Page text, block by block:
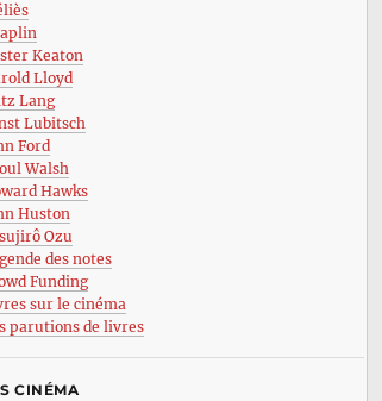
Keaton
Lloyd
Lang
Lubitsch
Ford
Walsh
Hawks
Huston
Ozu
des notes
Funding
sur le cinéma
parutions de livres
CINÉMA